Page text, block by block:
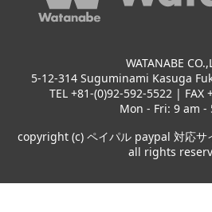
WATANABE
5-12-314 Suguminami Kasuga
TEL +81-(0)92-592-5522 | FAX
Mon - Fri: 9 am -
copyright (c) ペイパル paypal 対応サ
all rights